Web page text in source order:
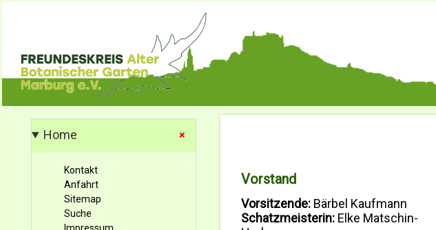
Vorstand
Vorsitzende: Bärbel Kaufmann
Schatzmeisterin: Elke Matschin-
Home
Kontakt
Anfahrt
Sitemap
Suche
Impressum